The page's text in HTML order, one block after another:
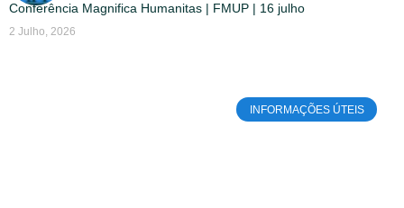
Conferência Magnifica Humanitas | FMUP | 16 julho
2 Julho, 2026
INFORMAÇÕES ÚTEIS